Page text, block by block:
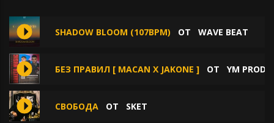
SHADOW BLOOM (107BPM) ОТ WAVE BEAT
БЕЗ ПРАВИЛ [ MACAN X JAKONE ] ОТ YM
СВОБОДА ОТ SKET